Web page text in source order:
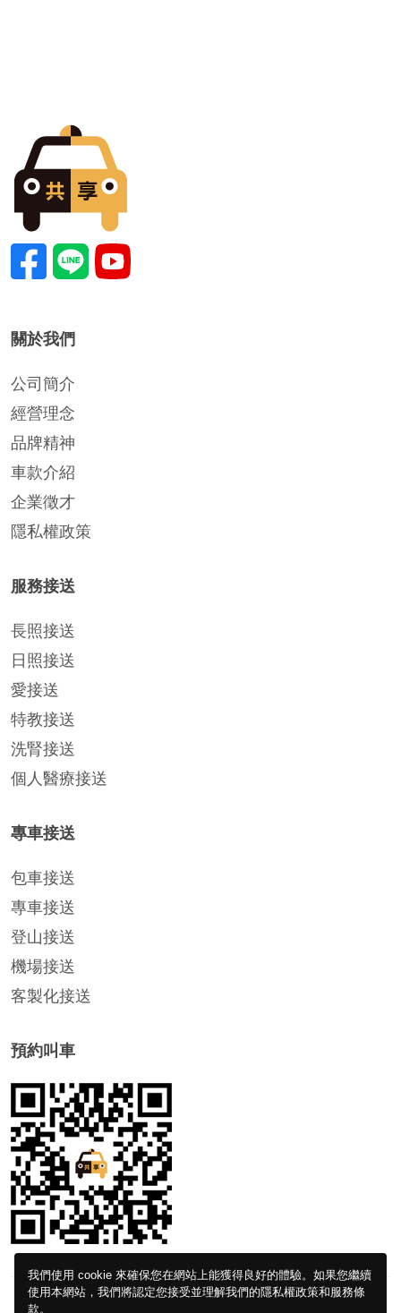
關於我們
公司簡介
經營理念
品牌精神
車款介紹
企業徵才
隱私權政策
服務接送
長照接送
日照接送
愛接送
特教接送
洗腎接送
個人醫療接送
專車接送
包車接送
專車接送
登山接送
機場接送
客製化接送
預約叫車
我們使用 cookie 來確保您在網站上能獲得良好的體驗。如果您繼續
使用本網站，我們將認定您接受並理解我們的隱私權政策和服務條
款。